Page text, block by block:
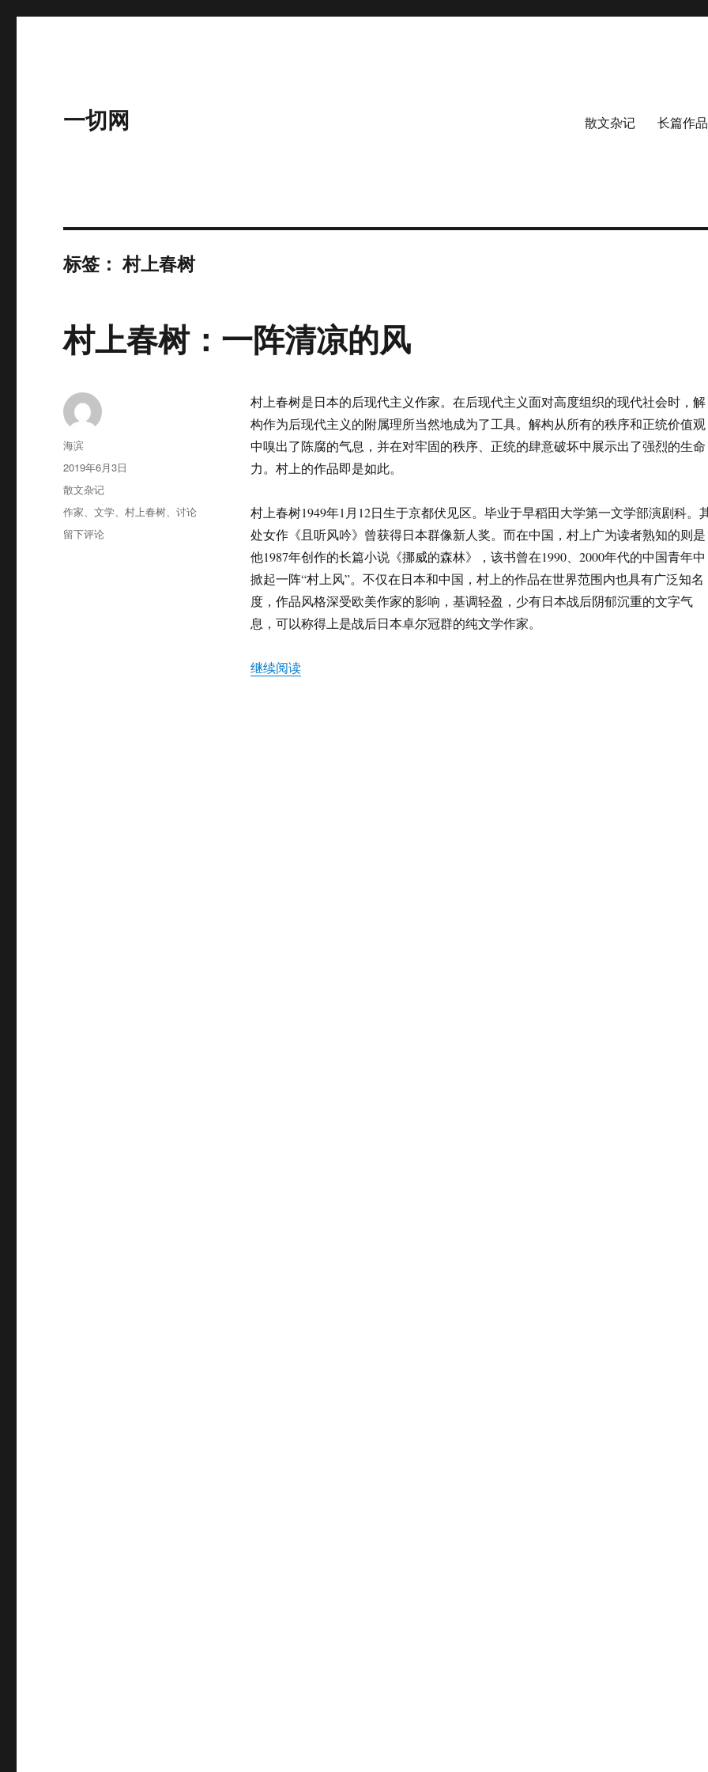
一切网 散文杂记 长篇作品
标签：村上春树
村上春树：一阵清凉的风
村上春树是日本的后现代主义作家。在后现代主义面对高度组织的现代社会时，解
构作为后现代主义的附属理所当然地成为了工具。解构从所有的秩序和正统价值观
中嗅出了陈腐的气息，并在对牢固的秩序、正统的肆意破坏中展示出了强烈的生命
力。村上的作品即是如此。
村上春树1949年1月12日生于京都伏见区。毕业于早稻田大学第一文学部演剧科。
处女作《且听风吟》曾获得日本群像新人奖。而在中国，村上广为读者熟知的则是
他1987年创作的长篇小说《挪威的森林》，该书曾在1990、2000年代的中国青年中
掀起一阵“村上风”。不仅在日本和中国，村上的作品在世界范围内也具有广泛知名
度，作品风格深受欧美作家的影响，基调轻盈，少有日本战后阴郁沉重的文字气
息，可以称得上是战后日本卓尔冠群的纯文学作家。
继续阅读“村上春树：一阵清凉的风”
作
者
海滨
发
布
于
2019年6月3日
分
类
散文杂记
标
签
作家、文学、村上春树、讨论
于
留下评论